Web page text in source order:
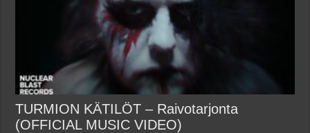
TURMION KÄTILÖT – Raivotarjonta
(OFFICIAL MUSIC VIDEO)